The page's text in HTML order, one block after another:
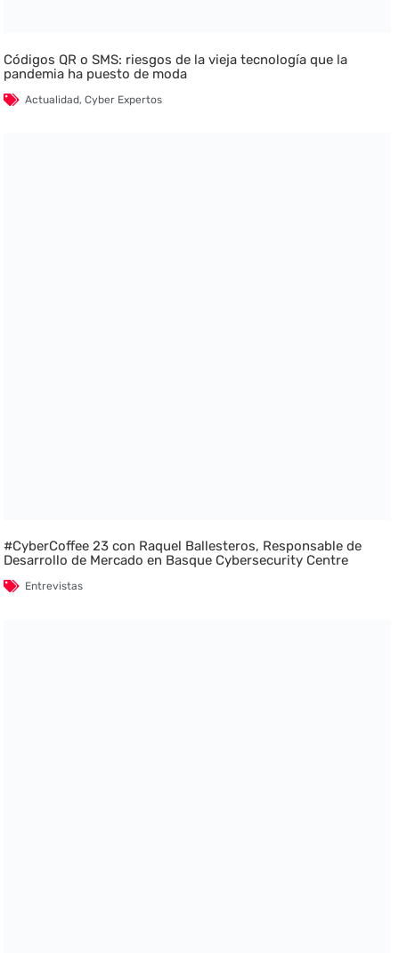
Códigos QR o SMS: riesgos de la vieja tecnología que la
pandemia ha puesto de moda
Actualidad,Cyber Expertos
#CyberCoffee 23 con Raquel Ballesteros, Responsable de
Desarrollo de Mercado en Basque Cybersecurity Centre
Entrevistas